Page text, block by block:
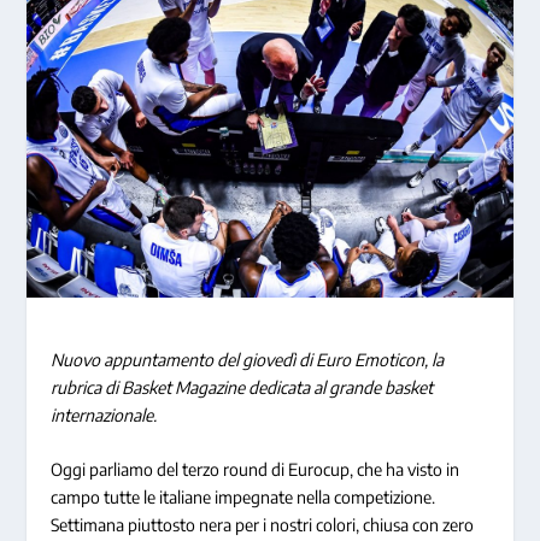
Nuovo appuntamento del giovedì di Euro Emoticon, la
rubrica di Basket Magazine dedicata al grande basket
internazionale.
Oggi parliamo del terzo round di Eurocup, che ha visto in
campo tutte le italiane impegnate nella competizione.
Settimana piuttosto nera per i nostri colori, chiusa con zero